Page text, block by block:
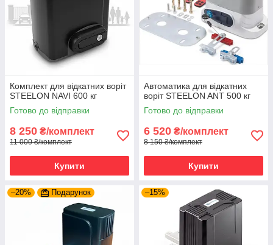
Комплект для відкатних воріт
STEELON NAVI 600 кг
Готово до відправки
8 250 ₴/комплект
11 000 ₴/комплект
Купити
Автоматика для відкатних
воріт STEELON ANT 500 кг
Готово до відправки
6 520 ₴/комплект
8 150 ₴/комплект
Купити
–20% Подарунок –15%